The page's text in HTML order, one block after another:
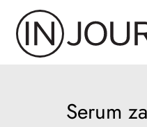
sadržaj
Serum